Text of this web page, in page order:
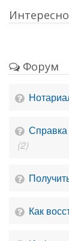
Интересно
Форум
(2)
Как